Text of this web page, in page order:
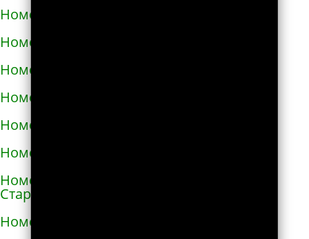
Номера телефонов такси в Смеле
Номера телефонов такси в Снигирёвке
Номера телефонов такси в Снятыне
Номера телефонов такси в Сокале
Номера телефонов такси в Солоницевке
Номера телефонов такси в Сосновке
Номера телефонов такси в
Староконстантинове
Номера телефонов такси в Стебнике